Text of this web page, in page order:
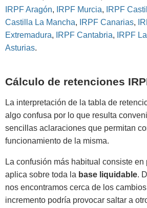
IRPF Aragón, IRPF Murcia, IRPF
Castilla La Mancha, IRPF Canarias,
Extremadura, IRPF Cantabria, IRPF
Asturias.
Cálculo de retenciones
La interpretación de la tabla de
algo confusa por lo que resulta
sencillas aclaraciones que permitan
funcionamiento de la misma.
La confusión más habitual consiste
aplica sobre toda la base liquidable.
nos encontramos cerca de los
incremento podría provocar saltar a